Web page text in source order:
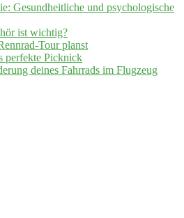
Gesundheitliche und psychologische
ist wichtig?
Tour planst
perfekte Picknick
deines Fahrrads im Flugzeug